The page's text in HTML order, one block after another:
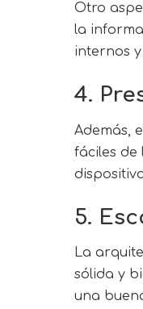
Otro
la
internos
4.
Además,
fáciles de
5.
La
sólida y
una